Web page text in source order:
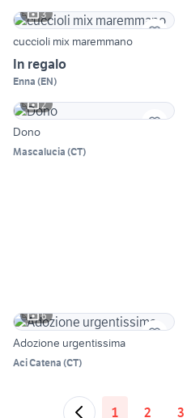
3
cuccioli mix maremmano
In regalo
Enna (EN)
2
Dono
Mascalucia (CT)
6
Adozione urgentissima
Aci Catena (CT)
1 2 3